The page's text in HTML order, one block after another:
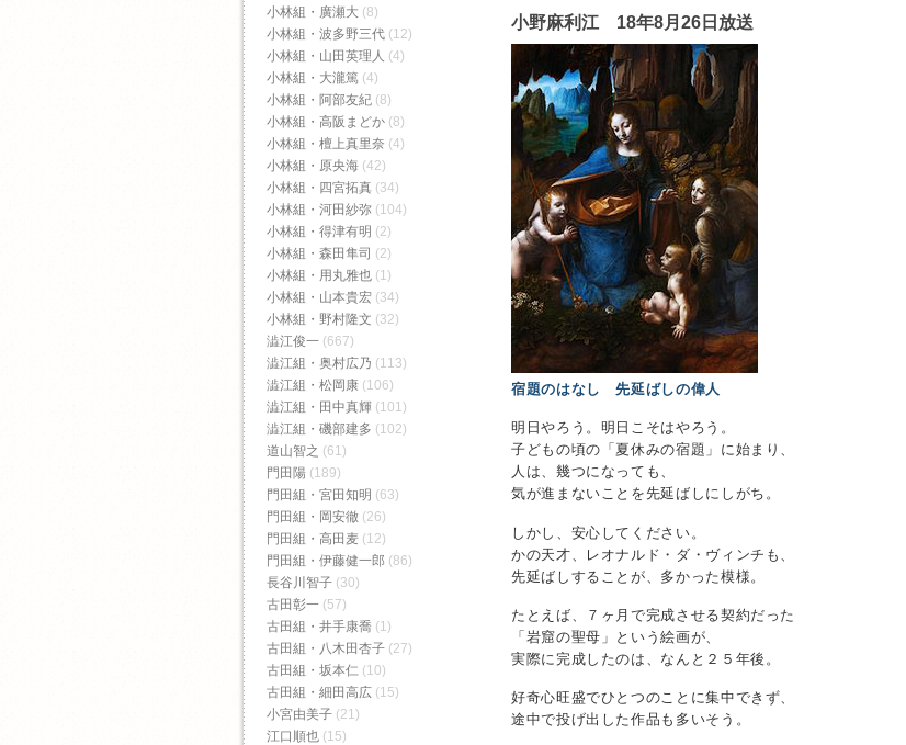
小野麻利江 18年8月26日放送
宿題のはなし 先延ばしの偉人
明日やろう。明日こそはやろう。
子どもの頃の「夏休みの宿題」に始まり、
人は、幾つになっても、
気が進まないことを先延ばしにしがち。
しかし、安心してください。
かの天才、レオナルド・ダ・ヴィンチも、
先延ばしすることが、多かった模様。
たとえば、７ヶ月で完成させる契約だった
「岩窟の聖母」という絵画が、
実際に完成したのは、なんと２５年後。
好奇心旺盛でひとつのことに集中できず、
途中で投げ出した作品も多いそう。
小林組・廣瀬大 (8)
小林組・波多野三代 (12)
小林組・山田英理人 (4)
小林組・大瀧篤 (4)
小林組・阿部友紀 (8)
小林組・高阪まどか (8)
小林組・檀上真里奈 (4)
小林組・原央海 (42)
小林組・四宮拓真 (34)
小林組・河田紗弥 (104)
小林組・得津有明 (2)
小林組・森田隼司 (2)
小林組・用丸雅也 (1)
小林組・山本貴宏 (34)
小林組・野村隆文 (32)
澁江俊一 (667)
澁江組・奥村広乃 (113)
澁江組・松岡康 (106)
澁江組・田中真輝 (101)
澁江組・磯部建多 (102)
道山智之 (61)
門田陽 (189)
門田組・宮田知明 (63)
門田組・岡安徹 (26)
門田組・高田麦 (12)
門田組・伊藤健一郎 (86)
長谷川智子 (30)
古田彰一 (57)
古田組・井手康喬 (1)
古田組・八木田杏子 (27)
古田組・坂本仁 (10)
古田組・細田高広 (15)
小宮由美子 (21)
江口順也 (15)